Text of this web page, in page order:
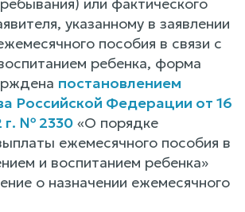
указанному в заявлении
пособия в связи с
ребенка, форма
постановлением
Российской Федерации от 16
г. № 2330 «О порядке
ежемесячного пособия в
и воспитанием ребенка»
о назначении ежемесячного